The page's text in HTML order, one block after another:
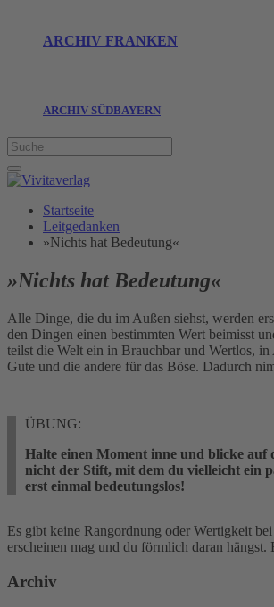
ARCHIV FRANKEN
ARCHIV SÜDBAYERN
Startseite
Leitgedanken
»Nichts hat Bedeutung«
»Nichts hat Bedeutung«
Alle Dinge, die du im Außen siehst, werden
den Dingen einen bestimmten Wert beimisst
teilst die Welt ein in Brauchbar und Wertlos,
Gute und die andere für das Böse. Dadurch
ÜBUNG:
Halte einen Moment inne und blicke auf
nicht der Stift, mit dem du vielleicht ein
erst einmal bedeutungslos!
Es gibt keine Rangordnung oder Wertigkeit
erscheinen mag und du förmlich daran hängst.
Archiv